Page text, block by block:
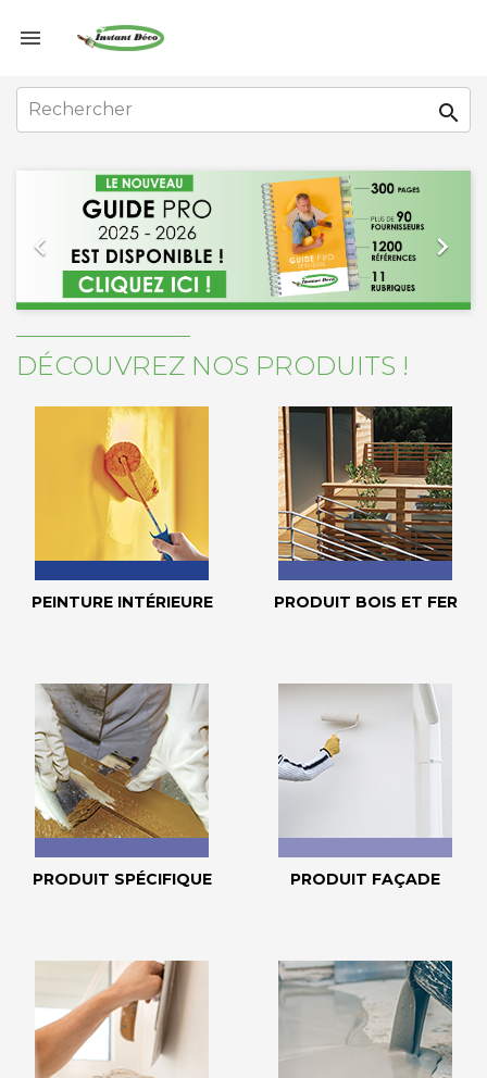



Précédent

DÉCOUVREZ NOS PRODUITS !
PEINTURE INTÉRIEURE PRODUIT BOIS ET FER
PRODUIT SPÉCIFIQUE PRODUIT FAÇADE